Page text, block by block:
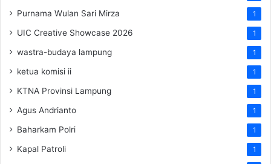
Purnama Wulan Sari Mirza 1
UIC Creative Showcase 2026 1
wastra-budaya lampung 1
ketua komisi ii 1
KTNA Provinsi Lampung 1
Agus Andrianto 1
Baharkam Polri 1
Kapal Patroli 1